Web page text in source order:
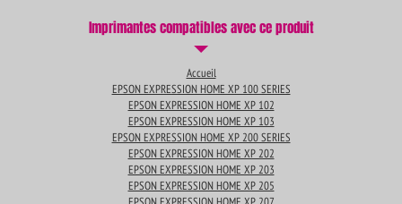
Imprimantes compatibles avec ce produit
Accueil
EPSON EXPRESSION HOME XP 100 SERIES
EPSON EXPRESSION HOME XP 102
EPSON EXPRESSION HOME XP 103
EPSON EXPRESSION HOME XP 200 SERIES
EPSON EXPRESSION HOME XP 202
EPSON EXPRESSION HOME XP 203
EPSON EXPRESSION HOME XP 205